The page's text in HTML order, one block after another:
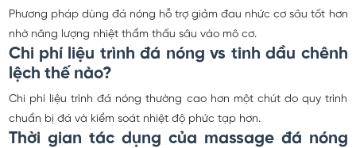
Phương pháp dùng đá nóng hỗ trợ giảm đau nhức cơ sâu tốt hơn
nhờ năng lượng nhiệt thẩm thấu sâu vào mô cơ.
Chi phí liệu trình đá nóng vs tinh dầu chênh
lệch thế nào?
Chi phí liệu trình đá nóng thường cao hơn một chút do quy trình
chuẩn bị đá và kiểm soát nhiệt độ phức tạp hơn.
Thời gian tác dụng của massage đá nóng